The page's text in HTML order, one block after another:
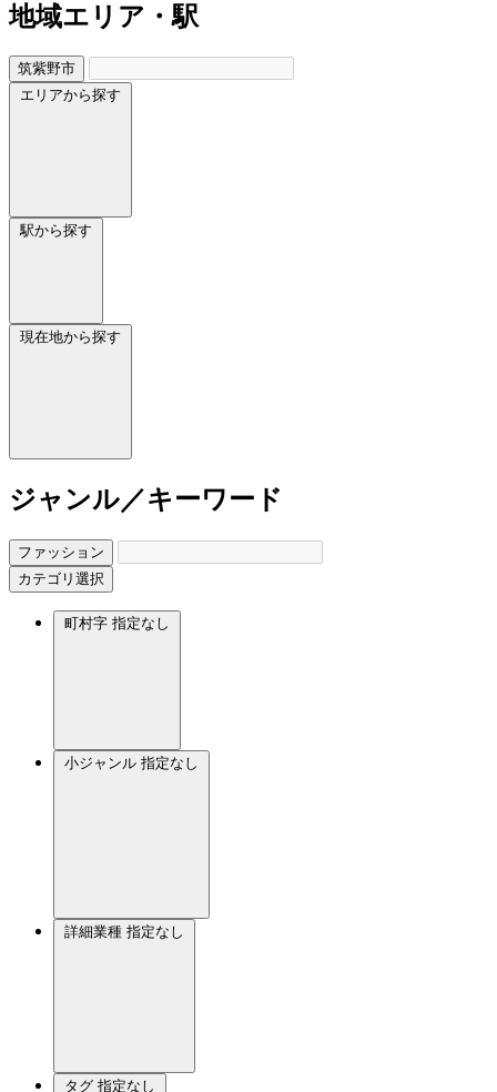
地域エリア・駅
筑紫野市
エリアから探す
駅から探す
現在地から探す
ジャンル／キーワード
ファッション
カテゴリ選択
町村字 指定なし
小ジャンル 指定なし
詳細業種 指定なし
タグ 指定なし